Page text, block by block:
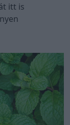
itt is